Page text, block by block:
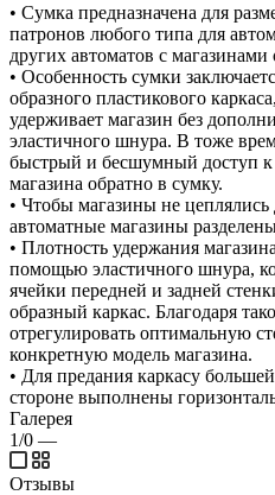
• Сумка предназначена для
патронов любого типа для
других автоматов с магазинами
• Особенность сумки
образного пластикового
удерживает магазин без
эластичного шнура. В тоже
быстрый и бесшумный доступ к
магазина обратно в сумку.
• Чтобы магазины не цеплялись
автоматные магазины
• Плотность удержания
помощью эластичного шнура,
ячейки передней и задней
образный каркас. Благодаря
отрегулировать оптимальную
конкретную модель магазина.
• Для предания каркасу
стороне выполнены
Галерея
1/0 —
Отзывы